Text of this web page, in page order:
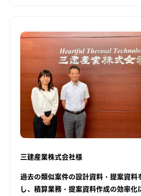
三建産業株式会社様
過去の類似案件の設計資料・提案資料
し、積算業務・提案資料作成の効率化